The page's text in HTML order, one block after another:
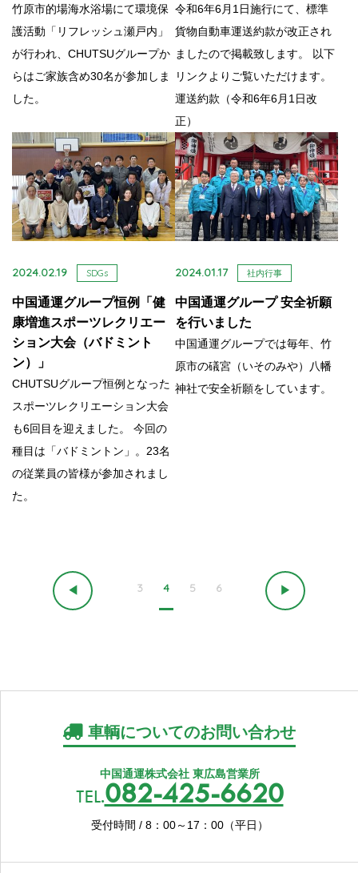
竹原市的場海水浴場にて環境保
護活動「リフレッシュ瀬戸内」
が行われ、CHUTSUグループか
らはご家族含め30名が参加しま
した。
令和6年6月1日施行にて、標準
貨物自動車運送約款が改正され
ましたので掲載致します。 以下
リンクよりご覧いただけます。
運送約款（令和6年6月1日改
正）
2024.02.19 SDGs
中国通運グループ恒例「健
康増進スポーツレクリエー
ション大会（バドミント
ン）」
CHUTSUグループ恒例となった
スポーツレクリエーション大会
も6回目を迎えました。 今回の
種目は「バドミントン」。23名
の従業員の皆様が参加されまし
た。
2024.01.17 社内行事
中国通運グループ 安全祈願
を行いました
中国通運グループでは毎年、竹
原市の礒宮（いそのみや）八幡
神社で安全祈願をしています。
◀ 3 4 5 6 ▶
車輌についてのお問い合わせ
中国通運株式会社 東広島営業所
TEL.082-425-6620
受付時間 / 8：00～17：00（平日）